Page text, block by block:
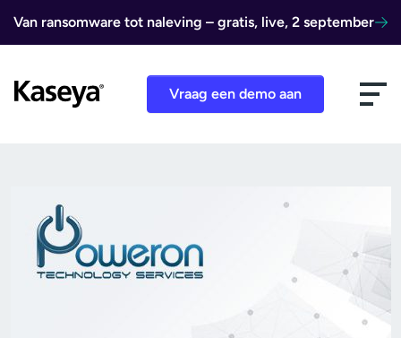
Van ransomware tot naleving – gratis, live, 2 september
Vraag een demo aan